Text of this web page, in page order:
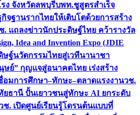
ง จังหวัดลพบุรีบพท.ชูสูตรสำเร็จ
กิจฐานรากไทยให้เติบโตด้วยการสร้าง
. แถลงข่าวนักประดิษฐ์ไทย คว้ารางวัล
Idea and Invention Expo (JDIE
ษฐ์นวัตกรรมไทยสู่เวทีนานาชา
ย์” กุญแจสู่อนาคตไทย เร่งสร้าง
ชื่อมการศึกษา–ทักษะ–ตลาดแรงงานวช.
ยธานี ปั้นเยาวชนสู่ทักษะ AI ยกระดับ
ช. เปิดศูนย์เรียนรู้โดรนต้นแบบที่